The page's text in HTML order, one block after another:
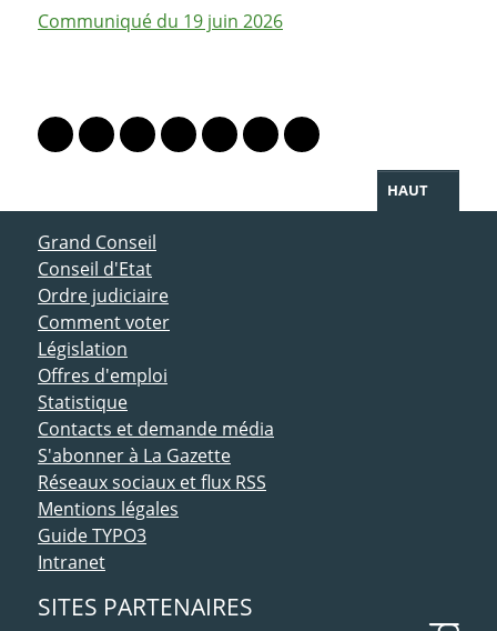
Communiqué du 19 juin 2026
Lien vers le profil Mastodon
Lien vers le profil Bluesky
Lien vers le profil Instagram
Lien vers le profil Linkedin
Lien vers le profil Facebook
Lien vers le profil Twitter
Partager par WhatsApp
HAUT
ACCÈS DIRECT
Grand Conseil
Conseil d'Etat
Ordre judiciaire
Comment voter
Législation
Offres d'emploi
Statistique
Contacts et demande média
S'abonner à La Gazette
Réseaux sociaux et flux RSS
Mentions légales
Guide TYPO3
Intranet
SITES PARTENAIRES